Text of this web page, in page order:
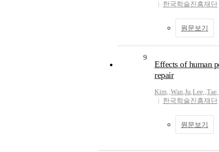
한국학술진흥재단
원문보기
9
Effects of human
repair
Kim,,Wan,Ju,Lee,,Tae,
한국학술진흥재단
원문보기